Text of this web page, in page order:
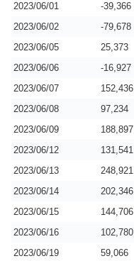
2023/06/01
-39,366
2023/06/02
-79,678
2023/06/05
25,373
2023/06/06
-16,927
2023/06/07
152,436
2023/06/08
97,234
2023/06/09
188,897
2023/06/12
131,541
2023/06/13
248,921
2023/06/14
202,346
2023/06/15
144,706
2023/06/16
102,780
2023/06/19
59,066